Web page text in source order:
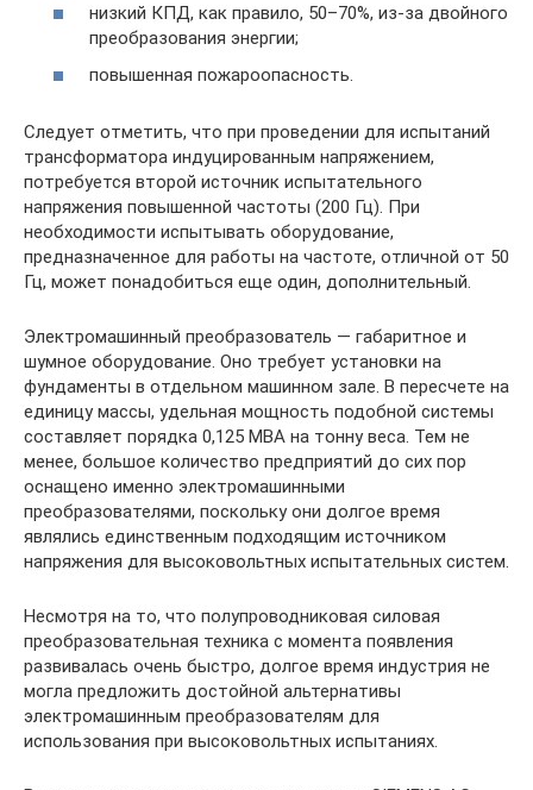
низкий КПД, как правило, 50–70%, из-за двойного
преобразования энергии;
повышенная пожароопасность.
Следует отметить, что при проведении для испытаний
трансформатора индуцированным напряжением,
потребуется второй источник испытательного
напряжения повышенной частоты (200 Гц). При
необходимости испытывать оборудование,
предназначенное для работы на частоте, отличной от 50
Гц, может понадобиться еще один, дополнительный.
Электромашинный преобразователь — габаритное и
шумное оборудование. Оно требует установки на
фундаменты в отдельном машинном зале. В пересчете на
единицу массы, удельная мощность подобной системы
составляет порядка 0,125 МВА на тонну веса. Тем не
менее, большое количество предприятий до сих пор
оснащено именно электромашинными
преобразователями, поскольку они долгое время
являлись единственным подходящим источником
напряжения для высоковольтных испытательных систем.
Несмотря на то, что полупроводниковая силовая
преобразовательная техника с момента появления
развивалась очень быстро, долгое время индустрия не
могла предложить достойной альтернативы
электромашинным преобразователям для
использования при высоковольтных испытаниях.